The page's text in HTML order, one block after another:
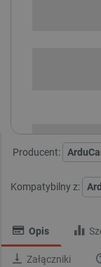
Producent:
Kompatybilny z:
Opis
Załączniki